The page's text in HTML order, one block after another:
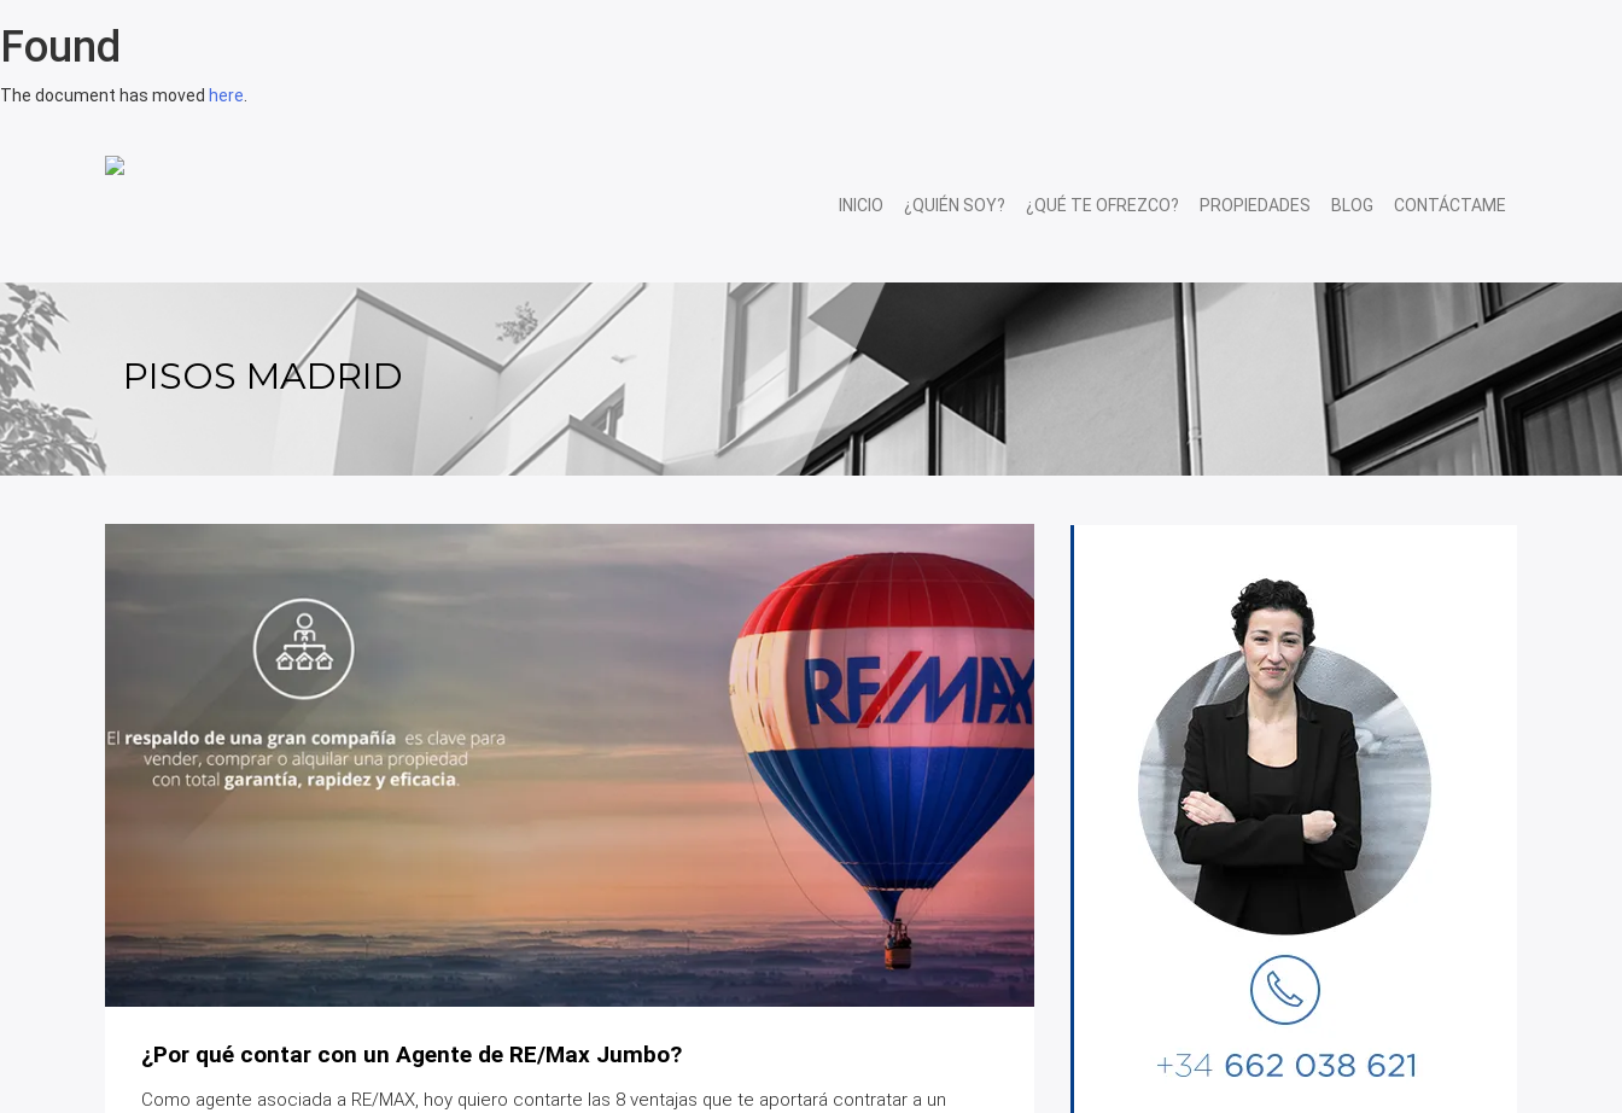
Found
The document has moved here
INICIO ¿QUIÉN SOY? ¿QUÉ TE OFREZCO? PROPIEDADES BLOG CONTÁCTAME
PISOS MADRID
¿Por qué contar con un Agente de RE/Max Jumbo?
Como agente asociada a RE/MAX, hoy quiero contarte las 8 ventajas que te aportará contratar a un